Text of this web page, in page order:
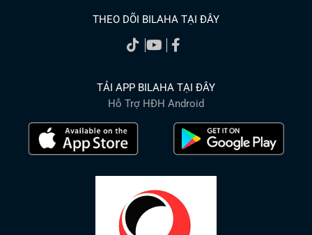
THEO DÕI BILAHA TẠI ĐÂY
TẢI APP BILAHA TẠI ĐÂY
Hỗ Trợ HĐH Android